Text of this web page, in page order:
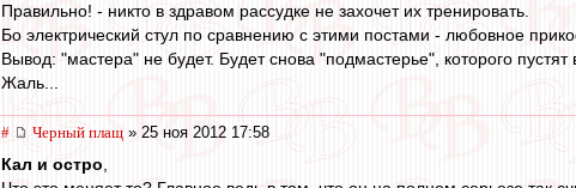
Правильно! - никто в здравом рассудке не захочет их тренировать.
Бо электрический стул по сравнению с этими постами - любовное
Вывод: "мастера" не будет. Будет снова "подмастерье", которого
Жаль...
# Черный плащ » 25 ноя 2012 17:58
Кал и остро